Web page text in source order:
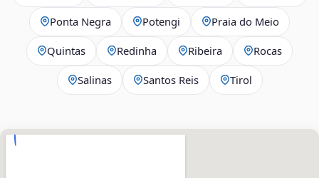
Ponta Negra Potengi Praia do Meio
Quintas Redinha Ribeira Rocas
Salinas Santos Reis Tirol